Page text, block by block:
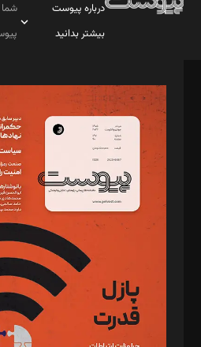
درباره پیوست
بیشتر بدانید
شما
مدیر مسئول: محمدباقر اثنی‌عشری
سردبیر: مهرک محمودی
دبیر تحریریه: میثم قاسمی
د‌بیر ناداستان: سمانه سمیع
د‌بیر خدمت و تجارت: ابوالفضل رجبی
د‌بیر حقوق فناوری: حسام‌الدین ایپکچی
د‌بیر پیوست جهان: مینا پاکدل
د‌بیر تحریریه آنلاین: بابک نقاش
تحریریه‌: مجتبی محمود‌ی، آرش برهمند،
مصطفی مسجدی آرانی، ابوالفضل رجبی،
رستمی،مصطفی باستان
ویرایش: نگار استاد‌‌آقا